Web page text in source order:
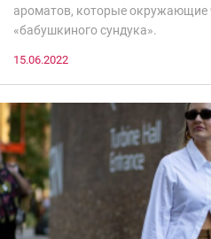
ароматов, которые
«бабушкиного сундука».
15.06.2022